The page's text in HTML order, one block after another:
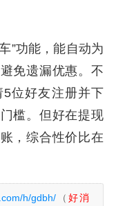
”功能，能自动为
免遗漏优惠。不
位好友注册并下
槛。但好在提现
，综合性价比在
h/gdbh/ （ 好消